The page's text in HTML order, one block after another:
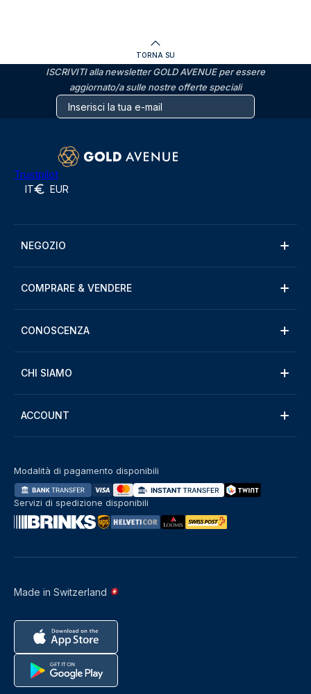
TORNA SU
ISCRIVITI alla newsletter GOLD AVENUE per essere
aggiornato/a sulle nostre offerte speciali
Trustpilot
IT EUR
NEGOZIO
COMPRARE & VENDERE
CONOSCENZA
CHI SIAMO
ACCOUNT
Made in Switzerland
Modalità di pagamento disponibili
Servizi di spedizione disponibili